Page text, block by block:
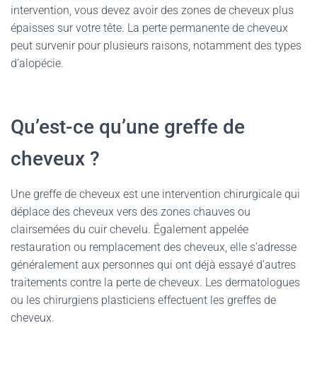
intervention, vous devez avoir des zones de cheveux plus
épaisses sur votre tête. La perte permanente de cheveux
peut survenir pour plusieurs raisons, notamment des types
d’alopécie.
Qu’est-ce qu’une greffe de
cheveux ?
Une greffe de cheveux est une intervention chirurgicale qui
déplace des cheveux vers des zones chauves ou
clairsemées du cuir chevelu. Également appelée
restauration ou remplacement des cheveux, elle s’adresse
généralement aux personnes qui ont déjà essayé d’autres
traitements contre la perte de cheveux. Les dermatologues
ou les chirurgiens plasticiens effectuent les greffes de
cheveux.